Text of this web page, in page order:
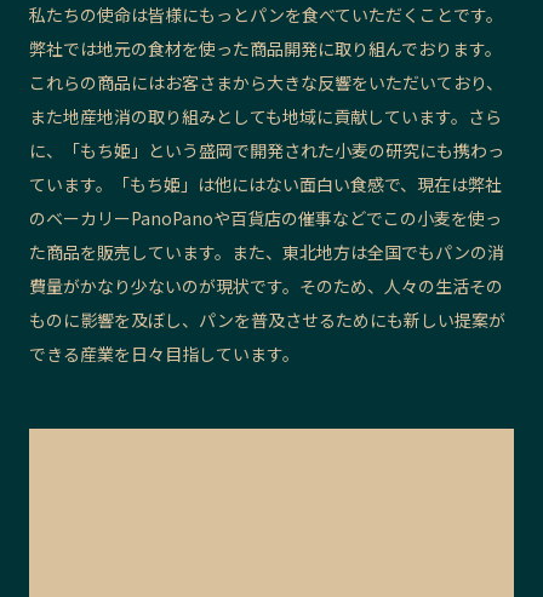
私たちの使命は皆様にもっとパンを食べていただくことです。
弊社では地元の食材を使った商品開発に取り組んでおります。
これらの商品にはお客さまから大きな反響をいただいており、
また地産地消の取り組みとしても地域に貢献しています。さら
に、「もち姫」という盛岡で開発された小麦の研究にも携わっ
ています。「もち姫」は他にはない面白い食感で、現在は弊社
のベーカリーPanoPanoや百貨店の催事などでこの小麦を使っ
た商品を販売しています。また、東北地方は全国でもパンの消
費量がかなり少ないのが現状です。そのため、人々の生活その
ものに影響を及ぼし、パンを普及させるためにも新しい提案が
できる産業を日々目指しています。